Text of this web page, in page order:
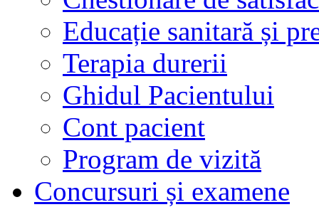
Educație sanitară și
Terapia durerii
Ghidul Pacientului
Cont pacient
Program de vizită
Concursuri și examene